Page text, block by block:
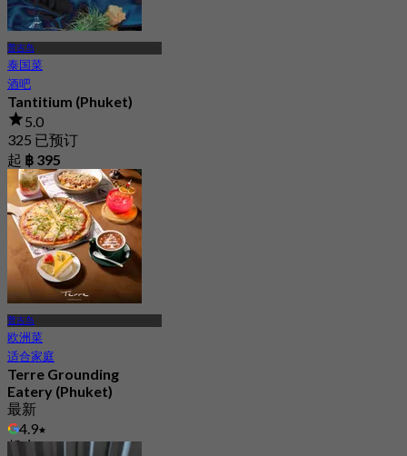
普吉岛
泰国菜
酒吧
Tantitium (Phuket)
5.0
325 已预订
起 ฿ 395
普吉岛
欧洲菜
适合家庭
Terre Grounding
Eatery (Phuket)
最新
4.9
起฿ 460